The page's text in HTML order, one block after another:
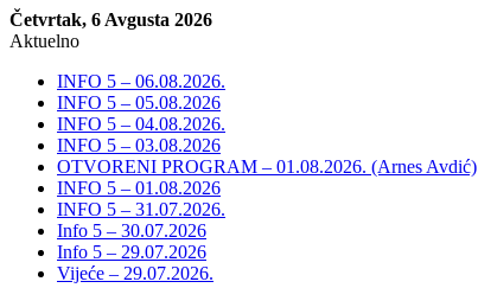
Četvrtak, 6 Avgusta 2026
Aktuelno
INFO 5 – 06.08.2026.
INFO 5 – 05.08.2026
INFO 5 – 04.08.2026.
INFO 5 – 03.08.2026
OTVORENI PROGRAM – 01.08.2026. (Arnes Avdić)
INFO 5 – 01.08.2026
INFO 5 – 31.07.2026.
Info 5 – 30.07.2026
Info 5 – 29.07.2026
Vijeće – 29.07.2026.